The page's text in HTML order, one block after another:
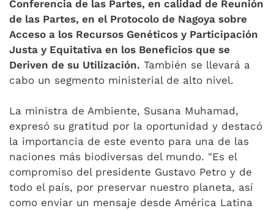
Conferencia de las Partes, en calidad de Reunión
de las Partes, en el Protocolo de Nagoya sobre
Acceso a los Recursos Genéticos y Participación
Justa y Equitativa en los Beneficios que se
Deriven de su Utilización. También se llevará a
cabo un segmento ministerial de alto nivel.
La ministra de Ambiente, Susana Muhamad,
expresó su gratitud por la oportunidad y destacó
la importancia de este evento para una de las
naciones más biodiversas del mundo. "Es el
compromiso del presidente Gustavo Petro y de
todo el país, por preservar nuestro planeta, así
como enviar un mensaje desde América Latina